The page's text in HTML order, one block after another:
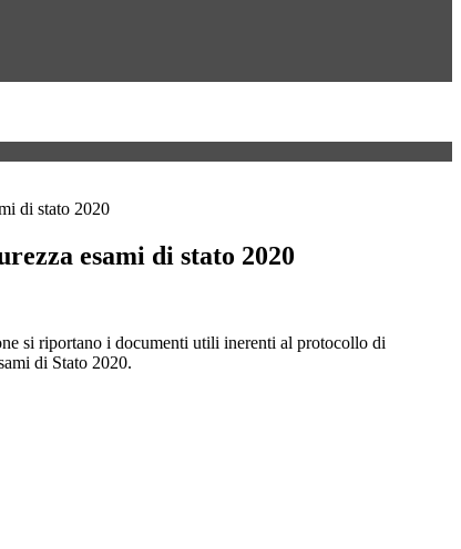
di stato 2020
esami di stato 2020
si riportano i documenti utili inerenti al protocollo di
di Stato 2020.